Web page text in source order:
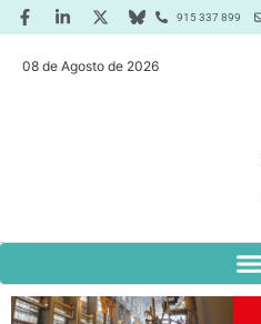
915 337 899
08 de Agosto de 2026